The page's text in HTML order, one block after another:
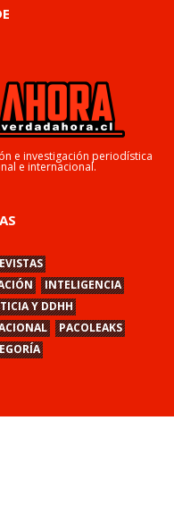
e investigación periodística
e internacional.
INTELIGENCIA
Y DDHH
PACOLEAKS